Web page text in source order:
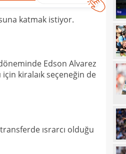
katmak istiyor.
Edson Alvarez
kiralaık seçeneğin de
ısrarcı olduğu